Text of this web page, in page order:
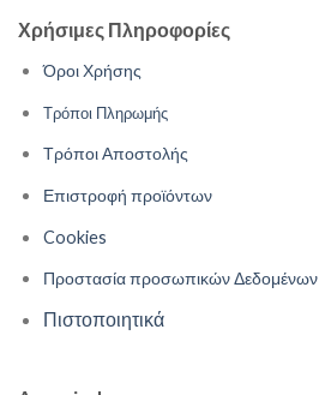
Χρήσιμες Πληροφορίες
Όροι Χρήσης
Τρόποι Πληρωμής
Τρόποι Αποστολής
Επιστροφή προϊόντων
Cookies
Προστασία προσωπικών Δεδομένων
Πιστοποιητικά